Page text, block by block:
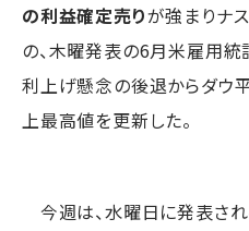
の利益確定売りが強まりナ
の、木曜発表の6月米雇用統
利上げ懸念の後退からダウ
上最高値を更新した。
今週は、水曜日に発表さ